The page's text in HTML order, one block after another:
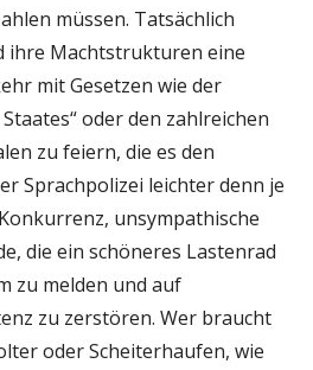
müssen. Tatsächlich
ihre Machtstrukturen eine
mit Gesetzen wie der
oder den zahlreichen
zu feiern, die es den
Sprachpolizei leichter denn je
unsympathische
die ein schöneres Lastenrad
zu melden und auf
zu zerstören. Wer braucht
oder Scheiterhaufen, wie